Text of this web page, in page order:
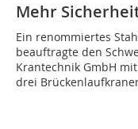
Mehr
Ein renommiertes
beauftragte den
Krantechnik GmbH
drei